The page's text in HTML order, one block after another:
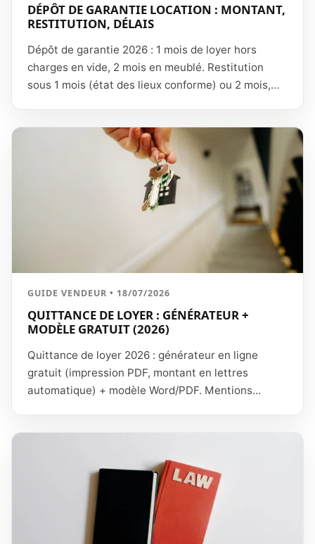
DÉPÔT DE GARANTIE LOCATION : MONTANT,
RESTITUTION, DÉLAIS
Dépôt de garantie 2026 : 1 mois de loyer hors
charges en vide, 2 mois en meublé. Restitution
sous 1 mois (état des lieux conforme) ou 2 mois,
GUIDE VENDEUR • 18/07/2026
QUITTANCE DE LOYER : GÉNÉRATEUR +
MODÈLE GRATUIT (2026)
Quittance de loyer 2026 : générateur en ligne
gratuit (impression PDF, montant en lettres
automatique) + modèle Word/PDF. Mentions